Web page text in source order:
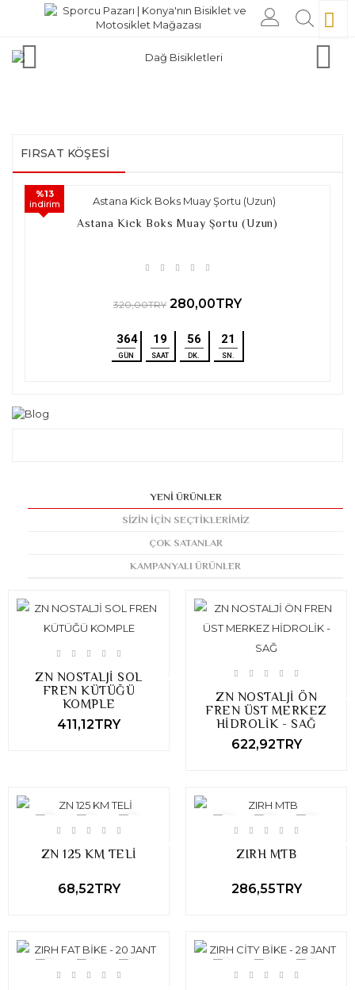
FIRSAT KÖŞESI
%13
indirim
Astana Kick Boks Muay Şortu (Uzun)
320,00TRY 280,00TRY
364
GÜN
19
SAAT
56
DK.
20
SN.
YENI ÜRÜNLER
SIZIN İÇIN SEÇTIKLERIMIZ
ÇOK SATANLAR
KAMPANYALI ÜRÜNLER
ZN NOSTALJİ SOL
FREN KÜTÜĞÜ
KOMPLE
411,12TRY
ZN NOSTALJİ ÖN
FREN ÜST MERKEZ
HİDROLİK - SAĞ
622,92TRY
ZN 125 KM TELİ
68,52TRY
ZIRH MTB
286,55TRY